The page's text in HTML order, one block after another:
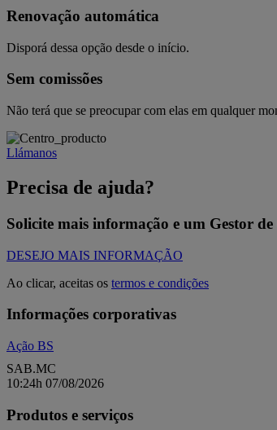
Renovação automática
Disporá dessa opção desde o início.
Sem comissões
Não terá que se preocupar com elas em qualquer
Llámanos
Precisa de ajuda?
Solicite mais informação e um Gestor
DESEJO MAIS INFORMAÇÃO
Ao clicar, aceitas os termos e condições
Informações corporativas
Ação BS
SAB.MC
10:24h 07/08/2026
Produtos e serviços